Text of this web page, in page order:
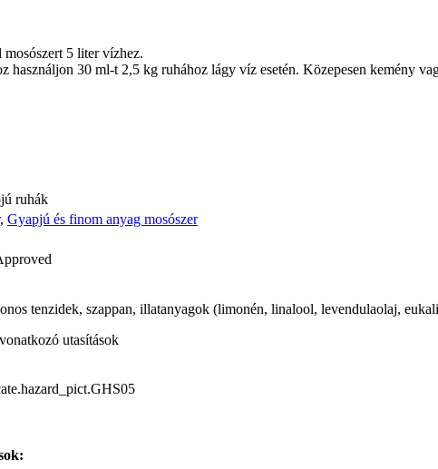
5 liter vízhez.
használjon 30 ml-t 2,5 kg ruhához lágy víz esetén. Közepesen kemény
ruhák
, Gyapjú és finom anyag mosószer
tenzidek, szappan, illatanyagok (limonén, linalool, levendulaolaj,
utasítások